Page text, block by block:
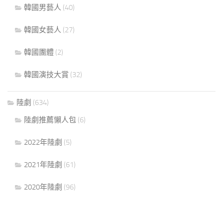
韓國男藝人 (40)
韓國女藝人 (27)
韓國團體 (2)
韓國演技大賞 (32)
陸劇 (634)
陸劇推薦懶人包 (6)
2022年陸劇 (5)
2021年陸劇 (61)
2020年陸劇 (96)